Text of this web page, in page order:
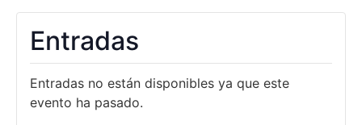
Entradas
Entradas no están disponibles ya que este
evento ha pasado.